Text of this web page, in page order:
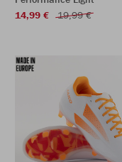
14,99 €
19,99 €